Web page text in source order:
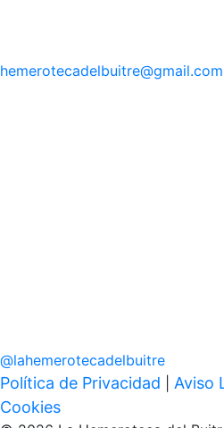
hemerotecadelbuitre@gmail.com
@lahemerotecadelbuitre
Política de Privacidad Aviso
Cookies